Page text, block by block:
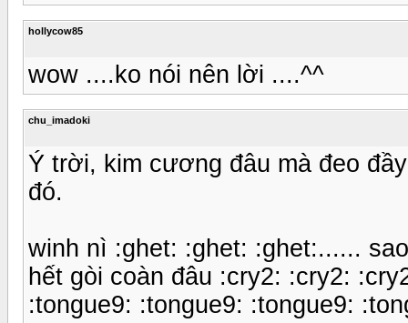
hollycow85
wow ....ko nói nên lời ....^^
chu_imadoki
Ý trời, kim cương đâu mà đeo
đó.
winh nì :ghet: :ghet: :ghet:......
hết gòi coàn đâu :cry2: :cry2:
:tongue9: :tongue9: :tongue9: